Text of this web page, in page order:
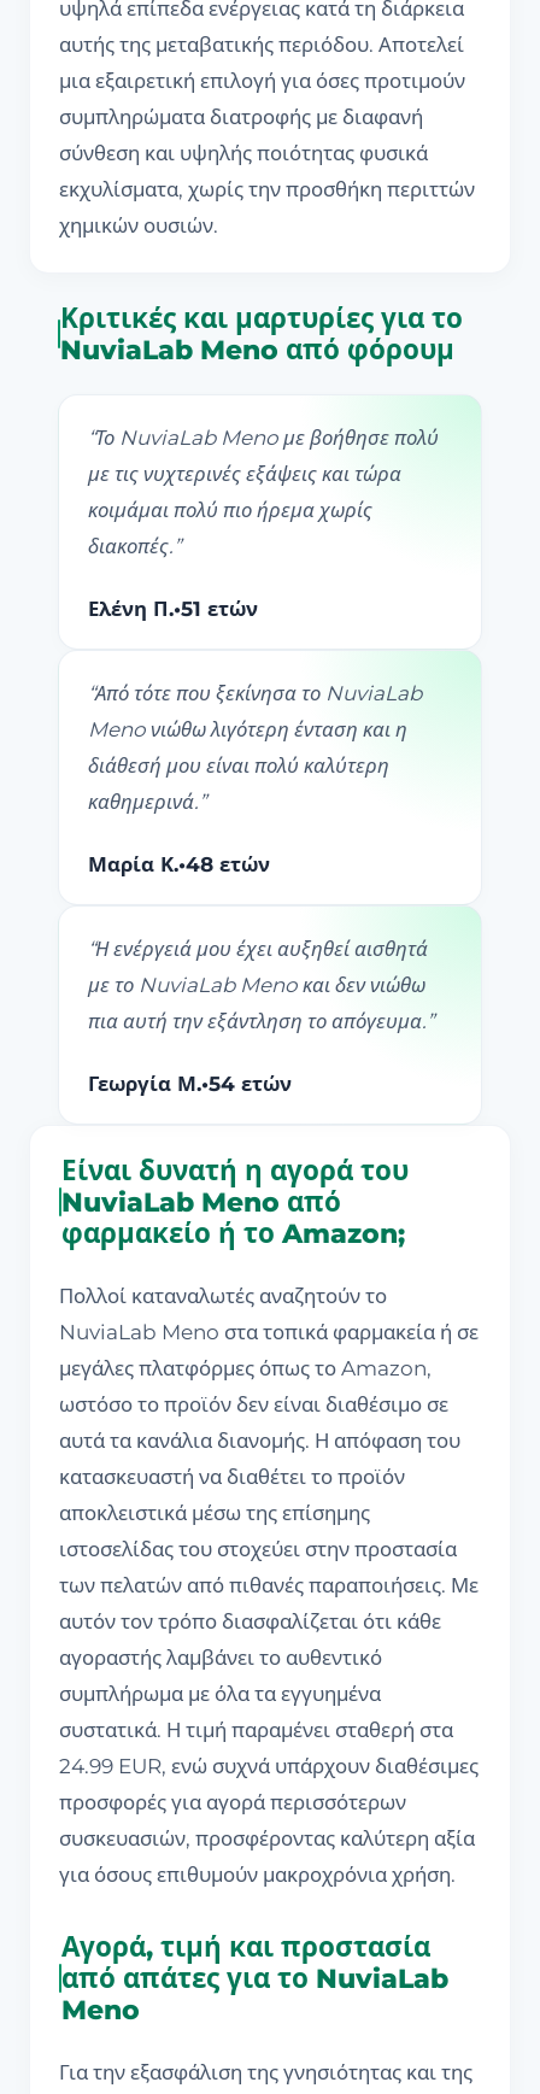
υψηλά επίπεδα ενέργειας κατά τη διάρκεια
αυτής της μεταβατικής περιόδου. Αποτελεί
μια εξαιρετική επιλογή για όσες προτιμούν
συμπληρώματα διατροφής με διαφανή
σύνθεση και υψηλής ποιότητας φυσικά
εκχυλίσματα, χωρίς την προσθήκη περιττών
χημικών ουσιών.
Κριτικές και μαρτυρίες για το
NuviaLab Meno από φόρουμ
“Το NuviaLab Meno με βοήθησε πολύ
με τις νυχτερινές εξάψεις και τώρα
κοιμάμαι πολύ πιο ήρεμα χωρίς
διακοπές. ”
Ελένη Π.•51 ετών
“Από τότε που ξεκίνησα το NuviaLab
Meno νιώθω λιγότερη ένταση και η
διάθεσή μου είναι πολύ καλύτερη
καθημερινά. ”
Μαρία Κ.•48 ετών
“Η ενέργειά μου έχει αυξηθεί αισθητά
με το NuviaLab Meno και δεν νιώθω
πια αυτή την εξάντληση το απόγευμα. ”
Γεωργία Μ.•54 ετών
Είναι δυνατή η αγορά του
NuviaLab Meno από
φαρμακείο ή το Amazon;
Πολλοί καταναλωτές αναζητούν το
NuviaLab Meno στα τοπικά φαρμακεία ή σε
μεγάλες πλατφόρμες όπως το Amazon,
ωστόσο το προϊόν δεν είναι διαθέσιμο σε
αυτά τα κανάλια διανομής. Η απόφαση του
κατασκευαστή να διαθέτει το προϊόν
αποκλειστικά μέσω της επίσημης
ιστοσελίδας του στοχεύει στην προστασία
των πελατών από πιθανές παραποιήσεις. Με
αυτόν τον τρόπο διασφαλίζεται ότι κάθε
αγοραστής λαμβάνει το αυθεντικό
συμπλήρωμα με όλα τα εγγυημένα
συστατικά. Η τιμή παραμένει σταθερή στα
24.99 EUR, ενώ συχνά υπάρχουν διαθέσιμες
προσφορές για αγορά περισσότερων
συσκευασιών, προσφέροντας καλύτερη αξία
για όσους επιθυμούν μακροχρόνια χρήση.
Αγορά, τιμή και προστασία
από απάτες για το NuviaLab
Meno
Για την εξασφάλιση της γνησιότητας και της